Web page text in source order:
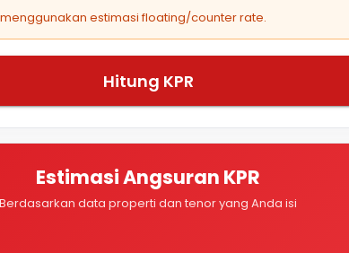
estimasi floating/counter rate.
Hitung KPR
Estimasi Angsuran KPR
Berdasarkan data properti dan tenor yang Anda isi